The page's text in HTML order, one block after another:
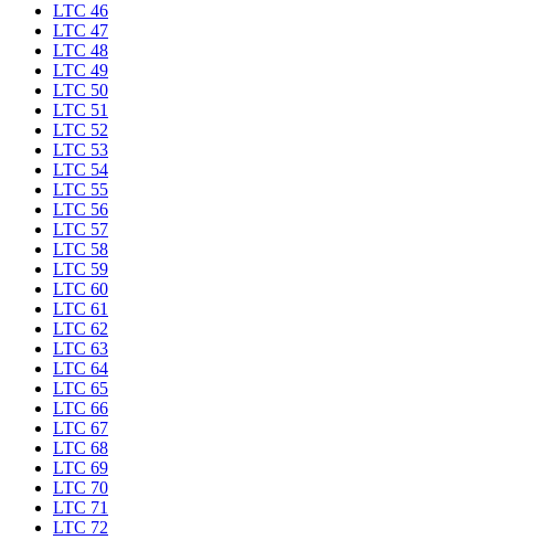
LTC 46
LTC 47
LTC 48
LTC 49
LTC 50
LTC 51
LTC 52
LTC 53
LTC 54
LTC 55
LTC 56
LTC 57
LTC 58
LTC 59
LTC 60
LTC 61
LTC 62
LTC 63
LTC 64
LTC 65
LTC 66
LTC 67
LTC 68
LTC 69
LTC 70
LTC 71
LTC 72